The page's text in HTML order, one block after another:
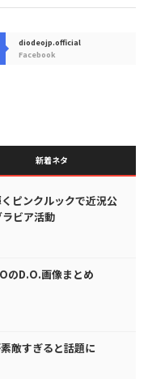
diodeojp.official
Facebook
新着ネタ
ピンクルックで近況公
ビア活動
のD.O.画像まとめ
敵すぎると話題に